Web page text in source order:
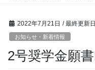
2022年7月21日 / 最終更新
お知らせ・新着情報
2号奨学金願